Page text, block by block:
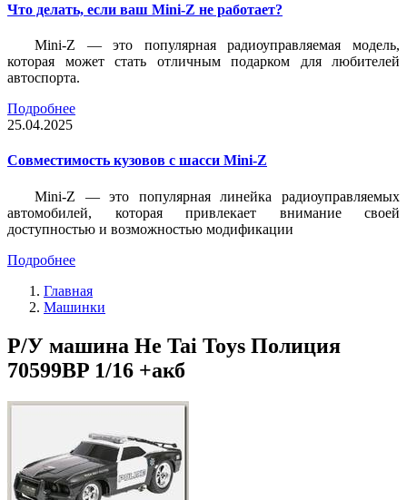
Что делать, если ваш Mini-Z не работает?
Mini-Z — это популярная радиоуправляемая модель,
которая может стать отличным подарком для любителей
автоспорта.
Подробнее
25.04.2025
Совместимость кузовов с шасси Mini-Z
Mini-Z — это популярная линейка радиоуправляемых
автомобилей, которая привлекает внимание своей
доступностью и возможностью модификации
Подробнее
Главная
Машинки
Р/У машина He Tai Toys Полиция
70599BP 1/16 +акб